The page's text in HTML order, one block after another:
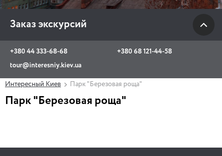
Заказ экскурсий
+380 44 333-68-68
+380 68 121-44-58
tour@interesniy.kiev.ua
Интересный Киев Парк "Березовая роща"
Парк "Березовая роща"